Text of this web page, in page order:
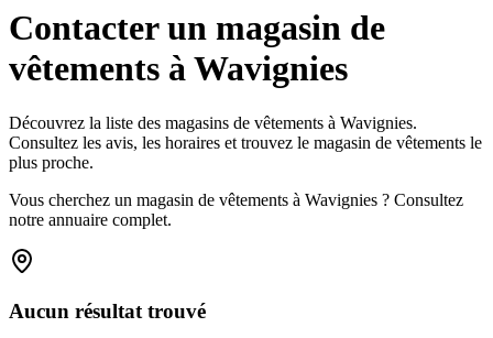
Contacter un magasin de
vêtements à Wavignies
Découvrez la liste des magasins de vêtements à Wavignies.
Consultez les avis, les horaires et trouvez le magasin de vêtements le
plus proche.
Vous cherchez un magasin de vêtements à Wavignies ? Consultez
notre annuaire complet.
Aucun résultat trouvé